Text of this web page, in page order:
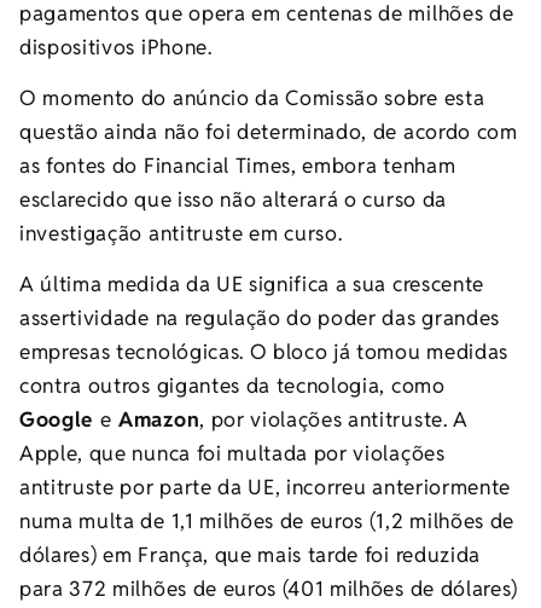
pagamentos que opera em centenas de milhões de
dispositivos iPhone.
O momento do anúncio da Comissão sobre esta
questão ainda não foi determinado, de acordo com
as fontes do Financial Times, embora tenham
esclarecido que isso não alterará o curso da
investigação antitruste em curso.
A última medida da UE significa a sua crescente
assertividade na regulação do poder das grandes
empresas tecnológicas. O bloco já tomou medidas
contra outros gigantes da tecnologia, como
Google e Amazon, por violações antitruste. A
Apple, que nunca foi multada por violações
antitruste por parte da UE, incorreu anteriormente
numa multa de 1,1 milhões de euros (1,2 milhões de
dólares) em França, que mais tarde foi reduzida
para 372 milhões de euros (401 milhões de dólares)